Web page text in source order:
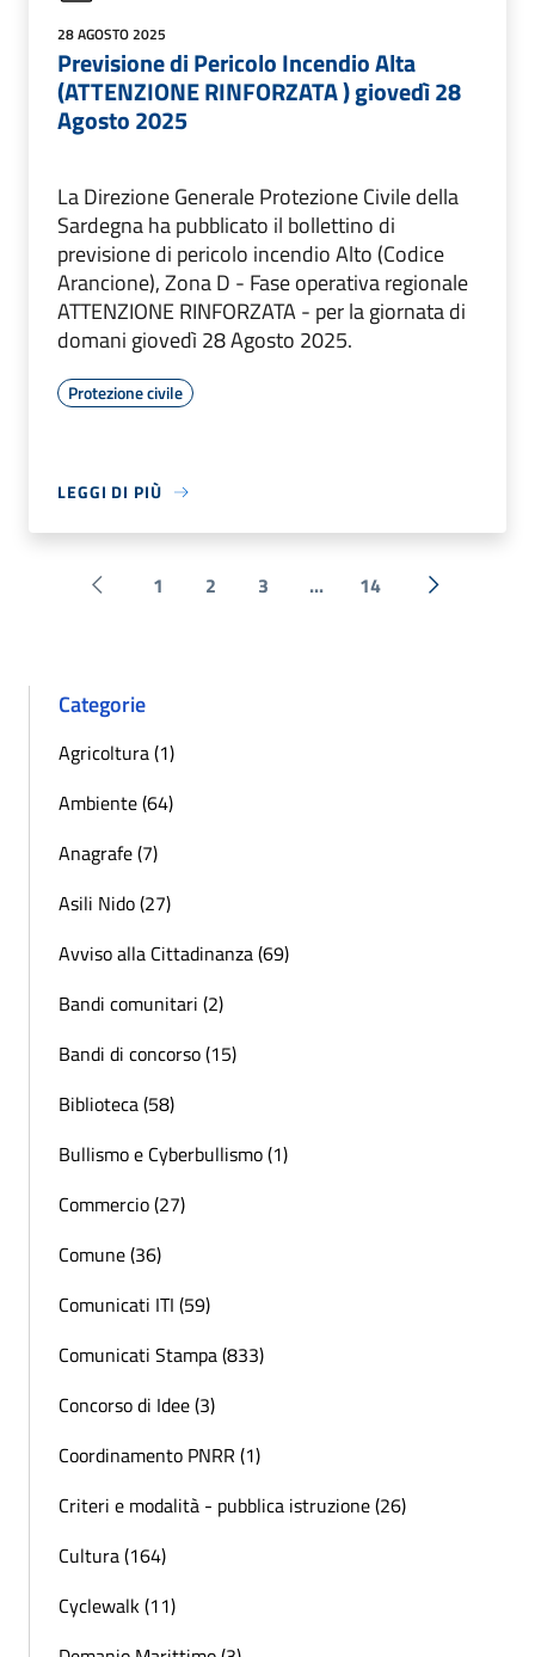
28 AGOSTO 2025
Previsione di Pericolo Incendio Alta
(ATTENZIONE RINFORZATA ) giovedì 28
Agosto 2025
La Direzione Generale Protezione Civile della
Sardegna ha pubblicato il bollettino di
previsione di pericolo incendio Alto (Codice
Arancione), Zona D - Fase operativa regionale
ATTENZIONE RINFORZATA - per la giornata di
domani giovedì 28 Agosto 2025.
Protezione civile
LEGGI DI PIÙ
Pagina precedente
1 2 3 ... 14 Successiva
Categorie
Agricoltura (1)
Ambiente (64)
Anagrafe (7)
Asili Nido (27)
Avviso alla Cittadinanza (69)
Bandi comunitari (2)
Bandi di concorso (15)
Biblioteca (58)
Bullismo e Cyberbullismo (1)
Commercio (27)
Comune (36)
Comunicati ITI (59)
Comunicati Stampa (833)
Concorso di Idee (3)
Coordinamento PNRR (1)
Criteri e modalità - pubblica istruzione (26)
Cultura (164)
Cyclewalk (11)